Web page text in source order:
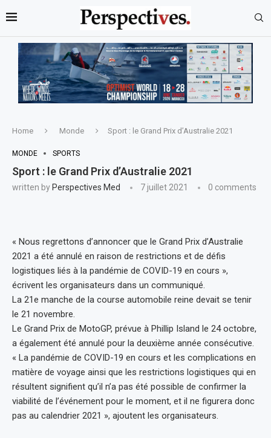
Home Monde Sport : le Grand Prix d’Australie 2021
MONDE SPORTS
Sport : le Grand Prix d’Australie 2021
written by Perspectives Med 7 juillet 2021 0 comments
« Nous regrettons d’annoncer que le Grand Prix d’Australie
2021 a été annulé en raison de restrictions et de défis
logistiques liés à la pandémie de COVID-19 en cours »,
écrivent les organisateurs dans un communiqué.
La 21e manche de la course automobile reine devait se tenir
le 21 novembre.
Le Grand Prix de MotoGP, prévue à Phillip Island le 24 octobre,
a également été annulé pour la deuxième année consécutive.
« La pandémie de COVID-19 en cours et les complications en
matière de voyage ainsi que les restrictions logistiques qui en
résultent signifient qu’il n’a pas été possible de confirmer la
viabilité de l’événement pour le moment, et il ne figurera donc
pas au calendrier 2021 », ajoutent les organisateurs.